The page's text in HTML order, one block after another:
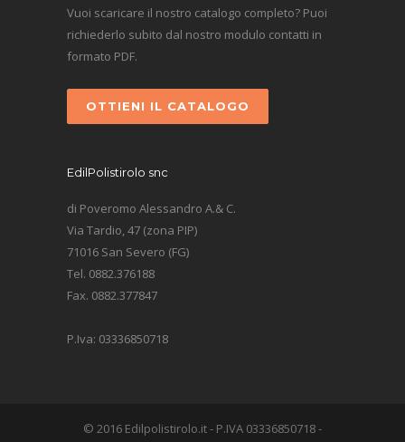
Vuoi scaricare il nostro catalogo completo? Puoi
richiederlo subito dal nostro modulo contatti in
formato PDF.
OTTIENI IL CATALOGO
EdilPolistirolo snc
di Poveromo Alessandro A.& C.
Via Tardio, 47 (zona PIP)
71016 San Severo (FG)
Tel. 0882.376188
Fax. 0882.377847
P.Iva: 03336850718
© 2016 Edilpolistirolo.it - P.IVA 03336850718 -